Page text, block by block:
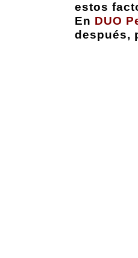
estos
En DUO
después,